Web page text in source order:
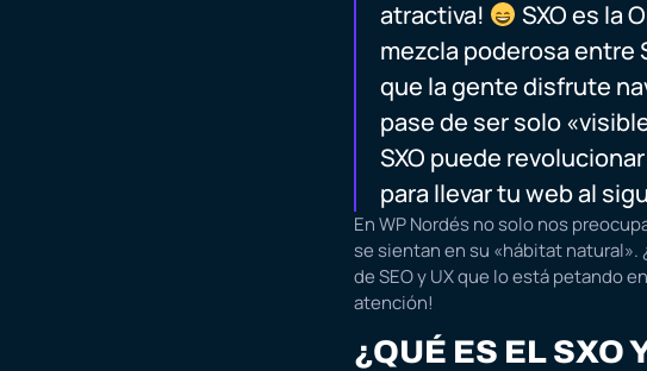
atractiva!
SXO es la
mezcla poderosa entre
que la gente disfrute
pase de ser solo
SXO puede
para llevar tu web al
En WP Nordés no solo nos
se sientan en su «hábitat natural».
de SEO y UX que lo está petando
atención!
¿QUÉ ES EL SXO